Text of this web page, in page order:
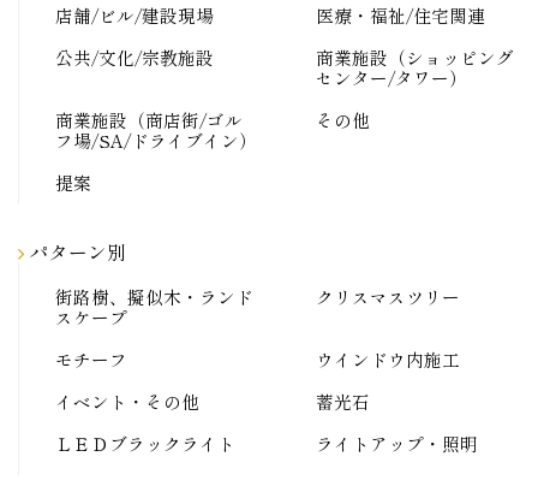
店舗/ビル/建設現場
医療・福祉/住宅関連
公共/文化/宗教施設
商業施設（ショッピング
センター/タワー）
商業施設（商店街/ゴル
フ場/SA/ドライブイン）
その他
提案
パターン別
街路樹、擬似木・ランド
スケープ
クリスマスツリー
モチーフ
ウインドウ内施工
イベント・その他
蓄光石
ＬＥＤブラックライト
ライトアップ・照明